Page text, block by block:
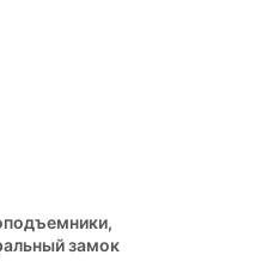
замок